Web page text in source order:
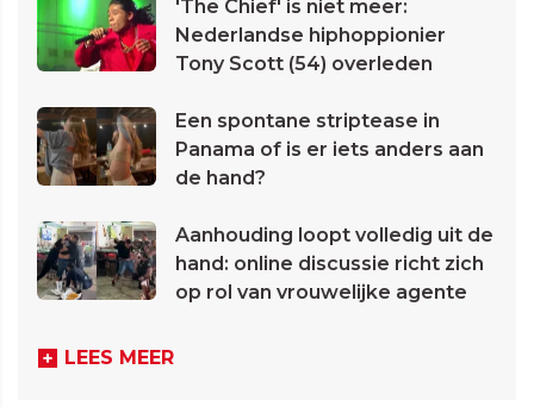
'The Chief' is niet meer:
Nederlandse hiphoppionier
Tony Scott (54) overleden
Een spontane striptease in
Panama of is er iets anders aan
de hand?
Aanhouding loopt volledig uit de
hand: online discussie richt zich
op rol van vrouwelijke agente
LEES MEER